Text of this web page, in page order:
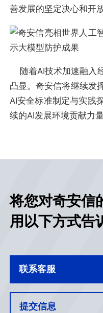
善发展的坚定决心和开
随着AI技术加速融入
凸显。奇安信将继续发
AI安全标准制定与实践
续的AI发展环境贡献力量
将您对奇安信
用以下方式告
联系客服
提交信息